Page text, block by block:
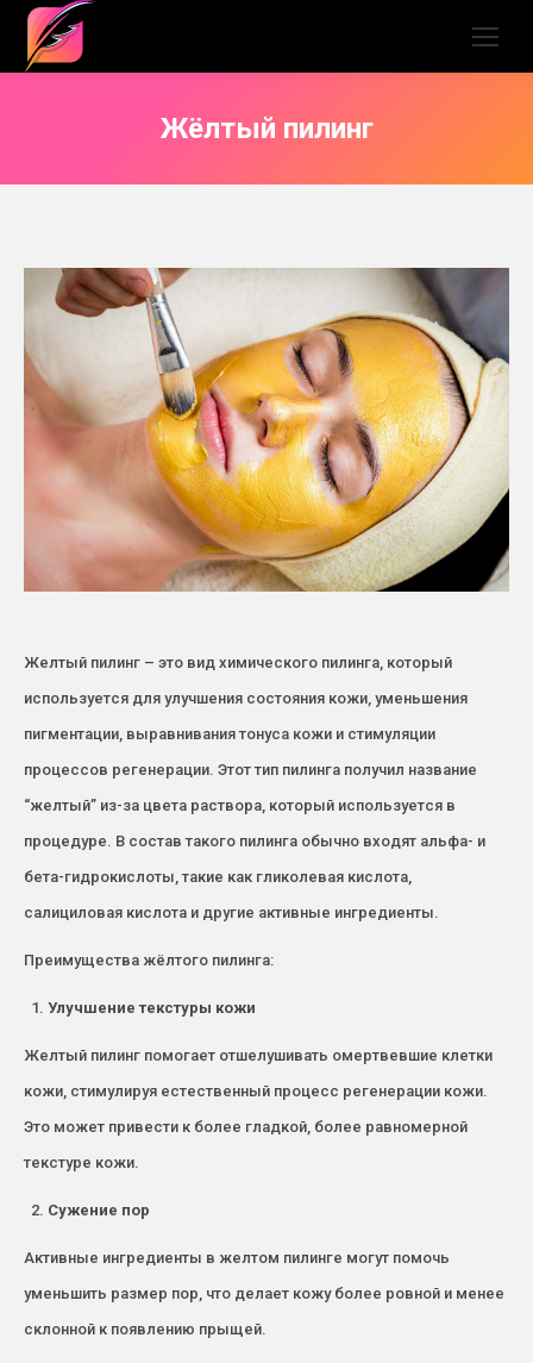
Жёлтый пилинг
Желтый пилинг – это вид химического пилинга, который
используется для улучшения состояния кожи, уменьшения
пигментации, выравнивания тонуса кожи и стимуляции
процессов регенерации. Этот тип пилинга получил название
“желтый” из-за цвета раствора, который используется в
процедуре. В состав такого пилинга обычно входят альфа- и
бета-гидрокислоты, такие как гликолевая кислота,
салициловая кислота и другие активные ингредиенты.
Преимущества жёлтого пилинга:
Улучшение текстуры кожи
Желтый пилинг помогает отшелушивать омертвевшие клетки
кожи, стимулируя естественный процесс регенерации кожи.
Это может привести к более гладкой, более равномерной
текстуре кожи.
Сужение пор
Активные ингредиенты в желтом пилинге могут помочь
уменьшить размер пор, что делает кожу более ровной и менее
склонной к появлению прыщей.